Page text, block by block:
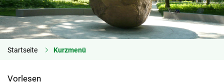
Startseite Kurzmenü
Vorlesen